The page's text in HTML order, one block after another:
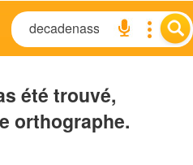
été trouvé,
orthographe.